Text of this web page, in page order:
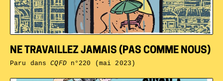
NE TRAVAILLEZ JAMAIS (PAS COMME NOUS)
Paru dansCQFDn°220 (mai 2023)